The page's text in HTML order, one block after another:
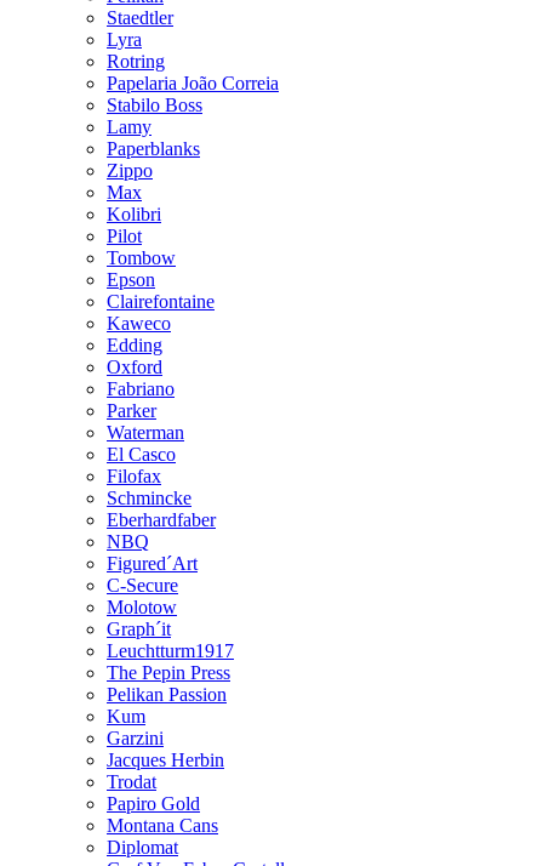
Staedtler
Lyra
Rotring
Papelaria João Correia
Stabilo Boss
Lamy
Paperblanks
Zippo
Max
Kolibri
Pilot
Tombow
Epson
Clairefontaine
Kaweco
Edding
Oxford
Fabriano
Parker
Waterman
El Casco
Filofax
Schmincke
Eberhardfaber
NBQ
Figured´Art
C-Secure
Molotow
Graph´it
Leuchtturm1917
The Pepin Press
Pelikan Passion
Kum
Garzini
Jacques Herbin
Trodat
Papiro Gold
Montana Cans
Diplomat